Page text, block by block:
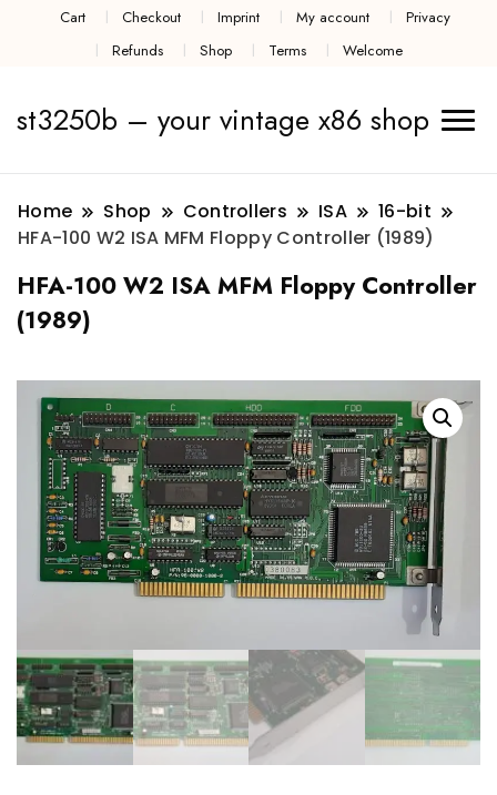
Cart Checkout Imprint My account
Privacy
Refunds
Shop Terms Welcome
st3250b – your vintage x86 shop
Home Shop Controllers ISA
16-bit
HFA-100 W2 ISA MFM Floppy Controller (1989)
HFA-100 W2 ISA MFM Floppy Controller
(1989)